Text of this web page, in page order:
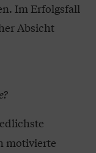
Im Erfolgsfall
Absicht
motivierte